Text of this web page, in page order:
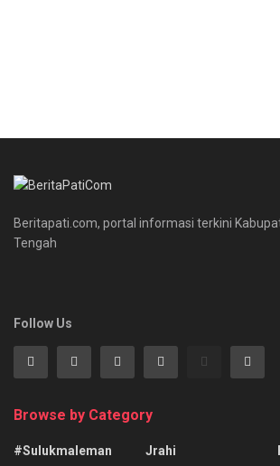
Beritapati.com, portal informasi terkini
Tengah
Follow Us
Browse by Category
#sulukmaleman
Jrahi